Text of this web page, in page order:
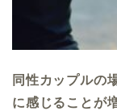
同性カップルの
に感じることが